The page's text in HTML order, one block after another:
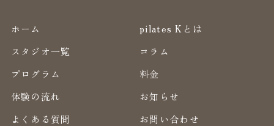
ホーム
pilates Kとは
スタジオ一覧
コラム
プログラム
料金
体験の流れ
お知らせ
よくある質問
お問い合わせ